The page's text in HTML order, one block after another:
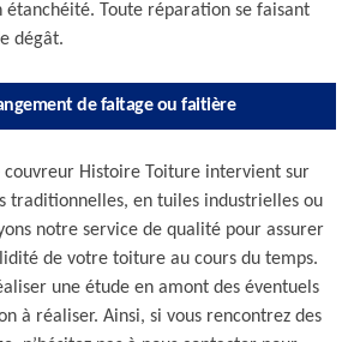
Toute réparation se faisant
dégât.
de faitage ou faitière
couvreur Histoire Toiture intervient sur
traditionnelles, en tuiles industrielles ou
notre service de qualité pour assurer
de votre toiture au cours du temps.
une étude en amont des éventuels
à réaliser. Ainsi, si vous rencontrez des